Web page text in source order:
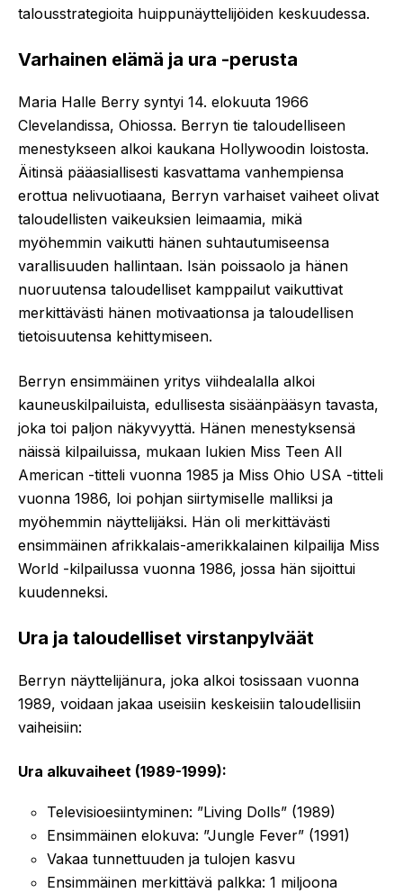
talousstrategioita huippunäyttelijöiden keskuudessa.
Varhainen elämä ja ura -perusta
Maria Halle Berry syntyi 14. elokuuta 1966
Clevelandissa, Ohiossa. Berryn tie taloudelliseen
menestykseen alkoi kaukana Hollywoodin loistosta.
Äitinsä pääasiallisesti kasvattama vanhempiensa
erottua nelivuotiaana, Berryn varhaiset vaiheet olivat
taloudellisten vaikeuksien leimaamia, mikä
myöhemmin vaikutti hänen suhtautumiseensa
varallisuuden hallintaan. Isän poissaolo ja hänen
nuoruutensa taloudelliset kamppailut vaikuttivat
merkittävästi hänen motivaationsa ja taloudellisen
tietoisuutensa kehittymiseen.
Berryn ensimmäinen yritys viihdealalla alkoi
kauneuskilpailuista, edullisesta sisäänpääsyn tavasta,
joka toi paljon näkyvyyttä. Hänen menestyksensä
näissä kilpailuissa, mukaan lukien Miss Teen All
American -titteli vuonna 1985 ja Miss Ohio USA -titteli
vuonna 1986, loi pohjan siirtymiselle malliksi ja
myöhemmin näyttelijäksi. Hän oli merkittävästi
ensimmäinen afrikkalais-amerikkalainen kilpailija Miss
World -kilpailussa vuonna 1986, jossa hän sijoittui
kuudenneksi.
Ura ja taloudelliset virstanpylväät
Berryn näyttelijänura, joka alkoi tosissaan vuonna
1989, voidaan jakaa useisiin keskeisiin taloudellisiin
vaiheisiin:
Ura alkuvaiheet (1989-1999):
Televisioesiintyminen: ”Living Dolls” (1989)
Ensimmäinen elokuva: ”Jungle Fever” (1991)
Vakaa tunnettuuden ja tulojen kasvu
Ensimmäinen merkittävä palkka: 1 miljoona